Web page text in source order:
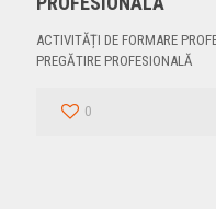
ACTIVITĂȚI DE FORMARE
PREGĂTIRE PROFESIONALĂ
0